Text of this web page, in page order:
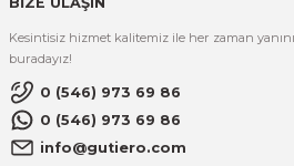
Kesintisiz hizmet kalitemiz ile her zaman
buradayız!
0 (546) 973 69 86
0 (546) 973 69 86
info@gutiero.com